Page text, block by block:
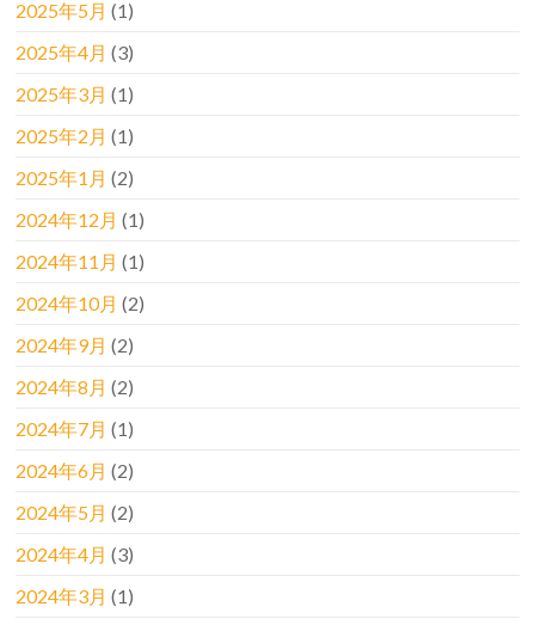
2025年5月 (1)
2025年4月 (3)
2025年3月 (1)
2025年2月 (1)
2025年1月 (2)
2024年12月 (1)
2024年11月 (1)
2024年10月 (2)
2024年9月 (2)
2024年8月 (2)
2024年7月 (1)
2024年6月 (2)
2024年5月 (2)
2024年4月 (3)
2024年3月 (1)